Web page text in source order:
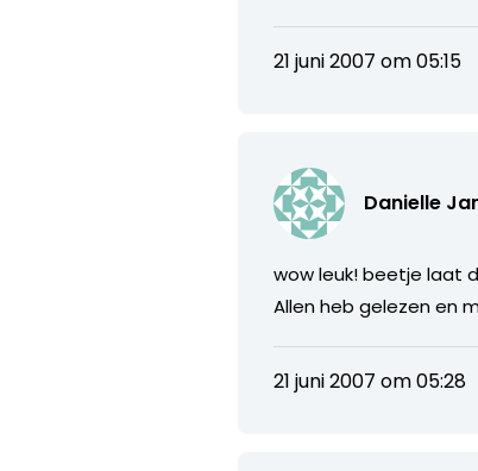
21 juni 2007 om 05:15
Danielle
wow leuk! beetje laat
Allen heb gelezen en
21 juni 2007 om 05:28